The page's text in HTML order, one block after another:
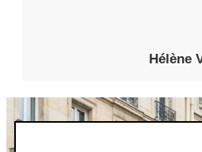
Hélène